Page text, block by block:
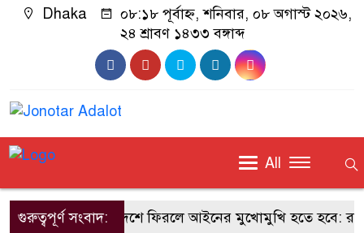
Dhaka
০৮:১৮ পূর্বাহ্ন, শনিবার, ০৮ অগাস্ট ২০২৬,
২৪ শ্রাবণ ১৪৩৩ বঙ্গাব্দ
All
গুরুত্বপূর্ণ সংবাদ:
শেখ হাসিনা দেশে ফিরলে আইনের মুখোমুখি হতে হবে: